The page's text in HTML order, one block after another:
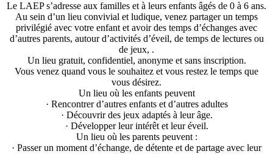
Le LAEP s’adresse aux familles et à leurs enfants âgés de 0 à 6 ans.
Au sein d’un lieu convivial et ludique, venez partager un temps
privilégié avec votre enfant et avoir des temps d’échanges avec
d’autres parents, autour d’activités d’éveil, de temps de lectures ou
de jeux, .
Un lieu gratuit, confidentiel, anonyme et sans inscription.
Vous venez quand vous le souhaitez et vous restez le temps que
vous désirez.
Un lieu où les enfants peuvent
· Rencontrer d’autres enfants et d’autres adultes
· Découvrir des jeux adaptés à leur âge.
· Développer leur intérêt et leur éveil.
Un lieu où les parents peuvent :
· Passer un moment d’échange, de détente et de partage avec leur